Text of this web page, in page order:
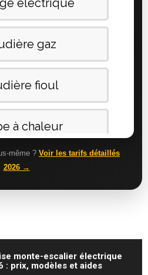
même ? Voir les tarifs détaillés
2026 →
monte-escalier électrique
: prix, modèles et aides